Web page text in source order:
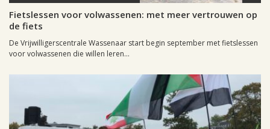
Fietslessen voor volwassenen: met meer vertrouwen op
de fiets
De Vrijwilligerscentrale Wassenaar start begin september met fietslessen
voor volwassenen die willen leren...